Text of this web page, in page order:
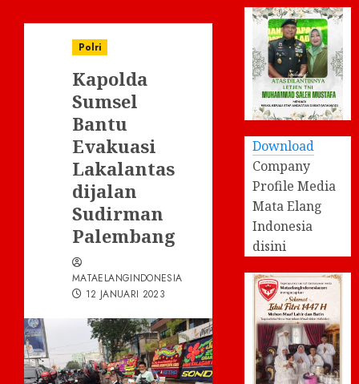
Polri
Kapolda
Sumsel
Bantu
Evakuasi
Lakalantas
dijalan
Sudirman
Palembang
MATAELANGINDONESIA
12 JANUARI 2023
Download
Company
Profile Media
Mata Elang
Indonesia
disini